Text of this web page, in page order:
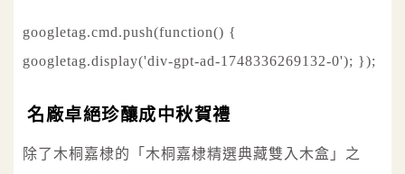
googletag.cmd.push(function() {
googletag.display('div-gpt-ad-1748336269132-0'); });
名廠卓絕珍釀成中秋賀禮
除了木桐嘉棣的「木桐嘉棣精選典藏雙入木盒」之